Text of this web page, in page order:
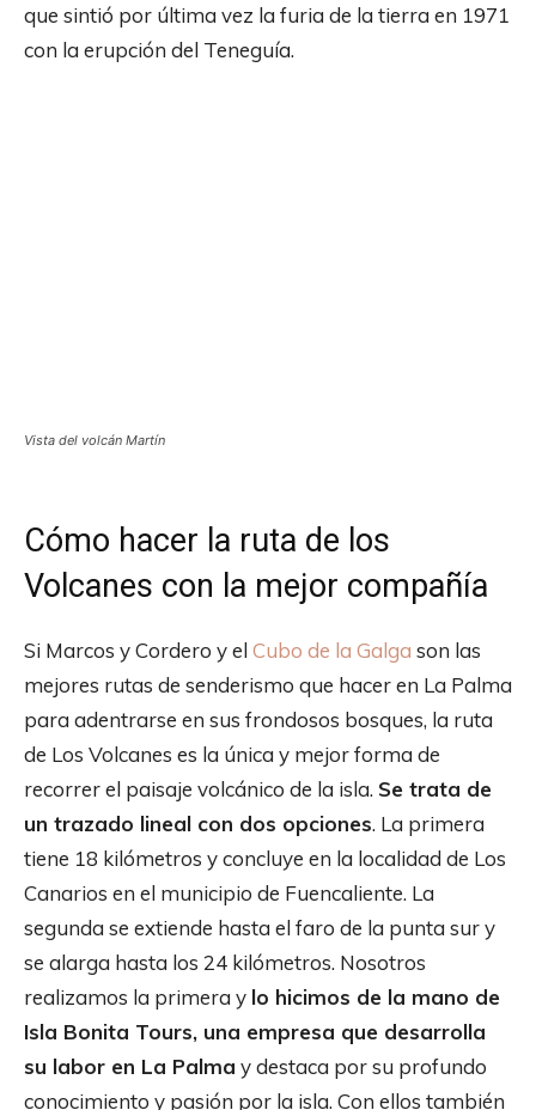
que sintió por última vez la furia de la tierra en 1971
con la erupción del Teneguía.
Vista del volcán Martín
Cómo hacer la ruta de los
Volcanes con la mejor compañía
Si Marcos y Cordero y elCubo de la Galga son las
mejores rutas de senderismo que hacer en La Palma
para adentrarse en sus frondosos bosques, la ruta
de Los Volcanes es la única y mejor forma de
recorrer el paisaje volcánico de la isla. Se trata de
un trazado lineal con dos opciones. La primera
tiene 18 kilómetros y concluye en la localidad de Los
Canarios en el municipio de Fuencaliente. La
segunda se extiende hasta el faro de la punta sur y
se alarga hasta los 24 kilómetros. Nosotros
realizamos la primera y lo hicimos de la mano de
Isla Bonita Tours, una empresa que desarrolla
su labor en La Palma y destaca por su profundo
conocimiento y pasión por la isla. Con ellos también